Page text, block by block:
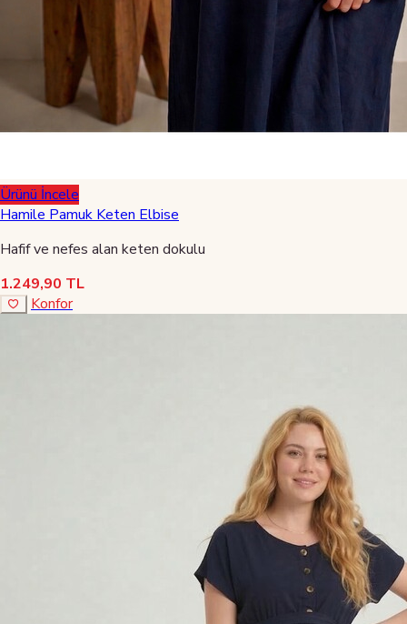
Ürünü İncele
Hamile Pamuk Keten Elbise
Hafif ve nefes alan keten dokulu
1.249,90 TL
Konfor